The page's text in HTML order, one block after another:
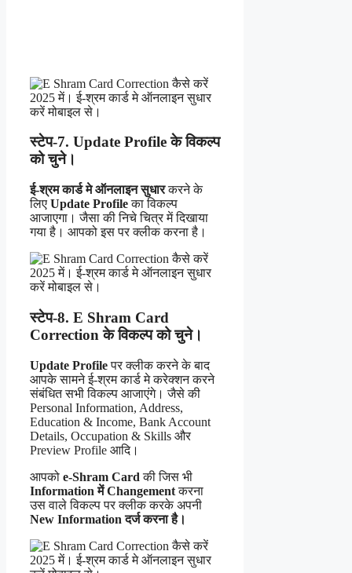
स्टेप-7. Update Profile के विकल्प
को चुने।
ई-श्रम कार्ड मे ऑनलाइन सुधारकरने के
लिए Update Profileका विकल्प
आजाएगा। जैसा की निचे चित्र में दिखाया
गया है। आपको इस पर क्लीक करना है।
स्टेप-8. E Shram Card
Correction के विकल्प को चुने।
Update Profileपर क्लीक करने के बाद
आपके सामने ई-श्रम कार्ड मे करेक्शन करने
संबंधित सभी विकल्प आजाएंगे। जैसे की
Personal Information, Address,
Education & Income, Bank Account
Details, Occupation & Skills और
Preview Profile आदि।
आपको e-Shram Cardकी जिस भी
Information में Changementकरना
उस वाले विकल्प पर क्लीक करके अपनी
New Information दर्ज करना है।